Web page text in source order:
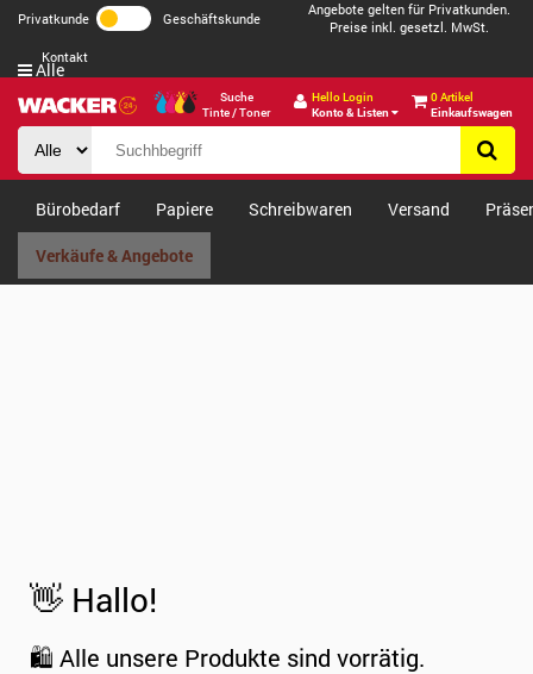
Privatkunde Geschäftskunde
Angebote gelten für Privatkunden.
Preise inkl. gesetzl. MwSt.
Kontakt
Suche
Tinte / Toner
Hello Login
Konto & Listen
0 Artikel
Einkaufswagen
Alle
Bürobedarf Papiere Schreibwaren Versand
Verkäufe & Angebote
👋 Hallo!
🛍️ Alle unsere Produkte sind vorrätig.